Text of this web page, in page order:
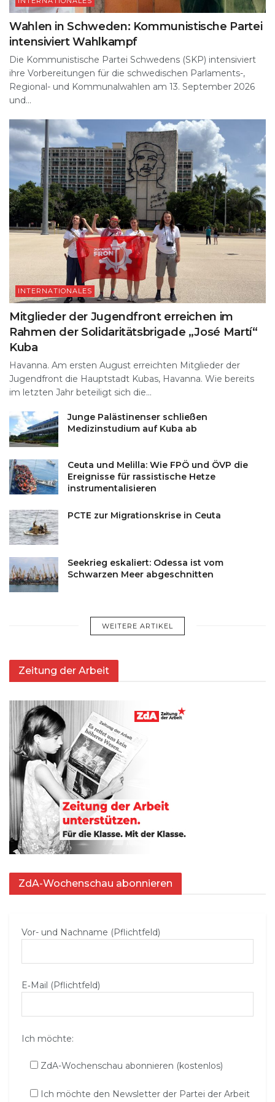
Wahlen in Schweden: Kommunistische Partei
intensiviert Wahlkampf
Die Kommunistische Partei Schwedens (SKP) intensiviert
ihre Vorbereitungen für die schwedischen Parlaments-,
Regional- und Kommunalwahlen am 13. September 2026
und...
INTERNATIONALES
Mitglieder der Jugendfront erreichen im
Rahmen der Solidaritätsbrigade „José Martí“
Kuba
Havanna. Am ersten August erreichten Mitglieder der
Jugendfront die Hauptstadt Kubas, Havanna. Wie bereits
im letzten Jahr beteiligt sich die...
Junge Palästinenser schließen
Medizinstudium auf Kuba ab
Ceuta und Melilla: Wie FPÖ und ÖVP die
Ereignisse für rassistische Hetze
instrumentalisieren
PCTE zur Migrationskrise in Ceuta
Seekrieg eskaliert: Odessa ist vom
Schwarzen Meer abgeschnitten
WEITERE ARTIKEL
Zeitung der Arbeit
ZdA-Wochenschau abonnieren
Vor- und Nachname (Pflichtfeld)
E‑Mail (Pflichtfeld)
Ich möchte:
ZdA-Wochenschau abonnieren (kostenlos)
Ich möchte den Newsletter der Partei der Arbeit